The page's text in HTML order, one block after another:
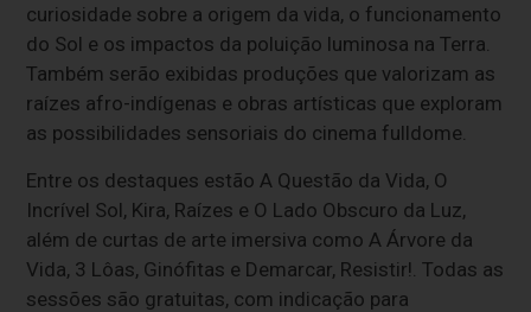
curiosidade sobre a origem da vida, o funcionamento
do Sol e os impactos da poluição luminosa na Terra.
Também serão exibidas produções que valorizam as
raízes afro-indígenas e obras artísticas que exploram
as possibilidades sensoriais do cinema fulldome.
Entre os destaques estão A Questão da Vida, O
Incrível Sol, Kira, Raízes e O Lado Obscuro da Luz,
além de curtas de arte imersiva como A Árvore da
Vida, 3 Lôas, Ginófitas e Demarcar, Resistir!. Todas as
sessões são gratuitas, com indicação para